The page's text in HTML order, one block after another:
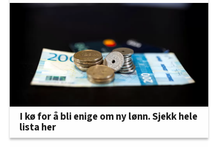
I kø for å bli enige om ny lønn. Sjekk hele
lista her